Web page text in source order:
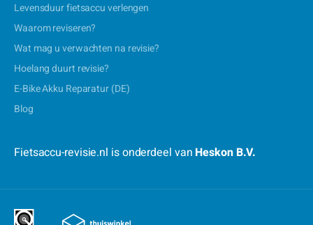
Levensduur fietsaccu verlengen
Waarom reviseren?
Wat mag u verwachten na revisie?
Hoelang duurt revisie?
E-Bike Akku Reparatur (DE)
Blog
Fietsaccu-revisie.nl is onderdeel van Heskon B.V.